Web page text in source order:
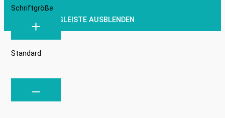
WERKZEUGLEISTE AUSBLENDEN
Schriftgröße
Standard